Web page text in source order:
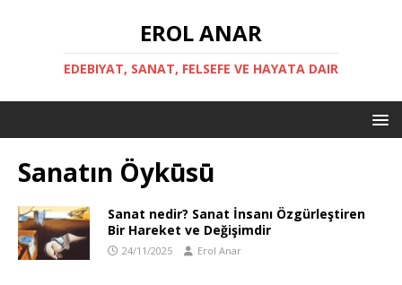
EROL ANAR
EDEBIYAT, SANAT, FELSEFE VE HAYATA DAIR
Sanatın Öykūsū
Sanat nedir? Sanat İnsanı Özgürleştiren
Bir Hareket ve Değişimdir
24/11/2025 Erol Anar